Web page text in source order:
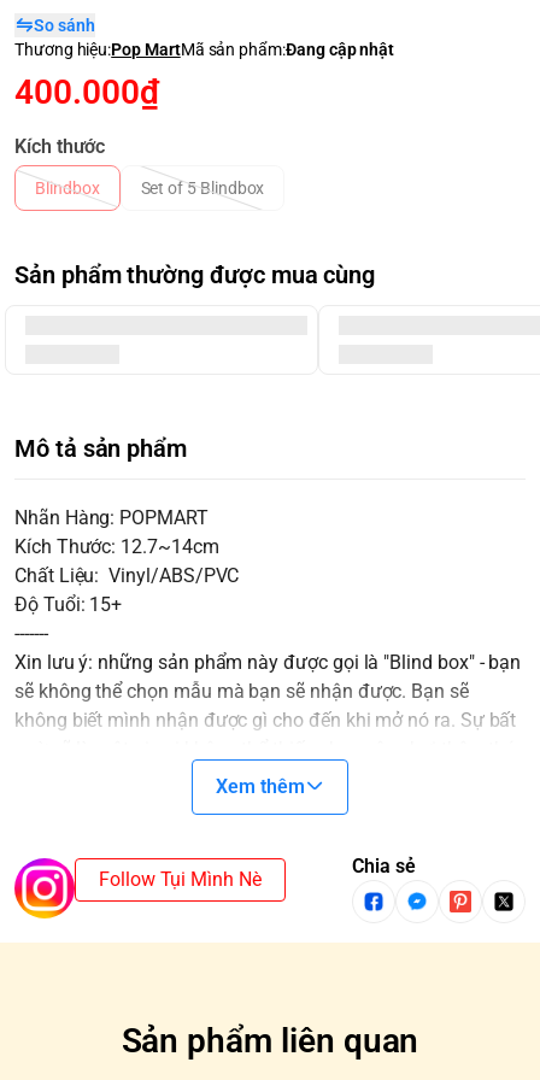
So sánh
Thương hiệu:Pop MartMã sản phẩm:Đang cập nhật
400.000₫
Kích thước
Blindbox Set of 5 Blindbox
Sản phẩm thường được mua cùng
Mô tả sản phẩm
Nhãn Hàng: POPMART
Kích Thước: 12.7~14cm
Chất Liệu: Vinyl/ABS/PVC
Độ Tuổi: 15+
-------
Xin lưu ý: những sản phẩm này được gọi là "Blind box" - bạn
sẽ không thể chọn mẫu mà bạn sẽ nhận được. Bạn sẽ
không biết mình nhận được gì cho đến khi mở nó ra. Sự bất
Các Blindbox ở cùng một SET sẽ không trùng nhau. Trong
sẽ mất một mẫu cơ bản.
*SECRET/CHASER: Là những mẫu hiếm gặp và thường
được tô đen trên Blindbox
Xem thêm
Follow Tụi Mình Nè
Chia sẻ
Sản phẩm liên quan